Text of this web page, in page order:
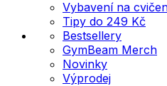
Vybavení na
Tipy do 249 Kč
Bestsellery
GymBeam Merch
Novinky
Výprodej